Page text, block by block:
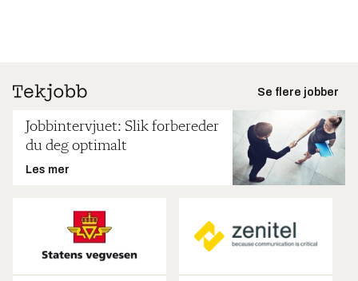
Se flere jobber
Jobbintervjuet: Slik forbereder
du deg optimalt
Les mer